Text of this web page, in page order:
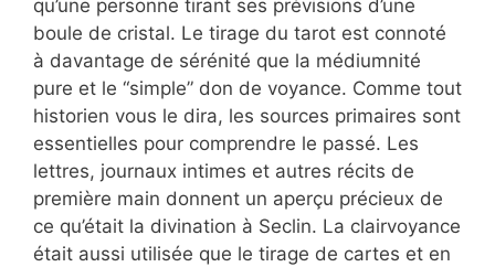
qu’une personne tirant ses prévisions d’une
boule de cristal. Le tirage du tarot est connoté
à davantage de sérénité que la médiumnité
pure et le “simple” don de voyance. Comme tout
historien vous le dira, les sources primaires sont
essentielles pour comprendre le passé. Les
lettres, journaux intimes et autres récits de
première main donnent un aperçu précieux de
ce qu’était la divination à Seclin. La clairvoyance
était aussi utilisée que le tirage de cartes et en